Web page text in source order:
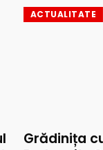
ACTUALITATE
Grădinița